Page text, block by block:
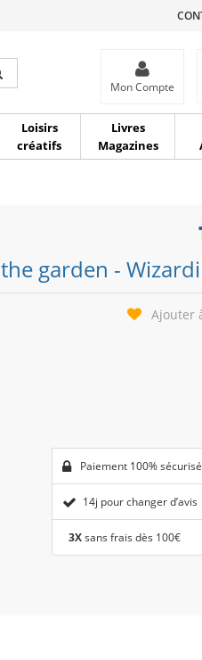
Mon Compte
Loisirs
créatifs
Livres
Magazines
garden - Wizardi
Ajouter
Paiement 100% sécurisé
14j pour changer d’avis
3Xsans frais dès 100€